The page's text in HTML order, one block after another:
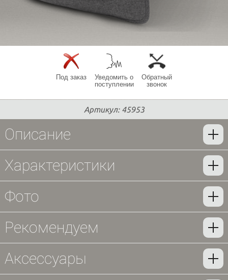
Под заказ
Уведомить о
поступлении
Обратный
звонок
Артикул: 45953
Описание
Характеристики
Фото
Рекомендуем
Аксессуары